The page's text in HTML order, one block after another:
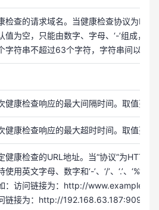
检查的请求域名。当健康检查协议为
值为空，只能由数字、字母、‘-’组成，
字符串不超过63个字符，字符串间以点
健康检查响应的最大间隔时间。取值范
健康检查响应的最大超时时间。取值范
健康检查的URL地址。当“协议”为HTTP
使用英文字母、数字和‘-’、‘/’、‘.’、‘%’
：访问链接为：http://
链接为：http://192.168.63.187:9096/